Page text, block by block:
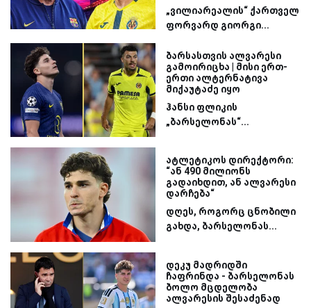
„ვილიარეალის“ ქართველ
ფორვარდ გიორგი...
ბარსასთვის ალვარესი
გამოირიცხა | მისი ერთ-
ერთი ალტერნატივა
მიქაუტაძე იყო
ჰანსი ფლიკის
„ბარსელონას“...
ატლეტიკოს დირექტორი:
“ან 490 მილიონს
გადაიხდით, ან ალვარესი
დარჩება“
დღეს, როგორც ცნობილი
გახდა, ბარსელონას...
დეკუ მადრიდში
ჩაფრინდა - ბარსელონას
ბოლო მცდელობა
ალვარესის შესაძენად